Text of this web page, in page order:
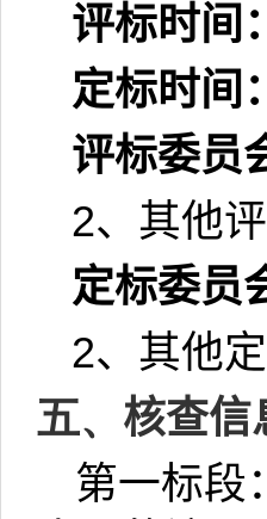
评标时间：
定标时间：
评标委员
2、其他
定标委员
2、其他
五、 核查信
第一标段